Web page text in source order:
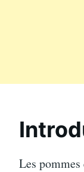
Les